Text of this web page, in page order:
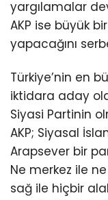
yargılamalar
AKP ise büyük
yapacağını
Türkiye’nin en
iktidara aday
Siyasi Partinin
AKP; Siyasal
Arapsever bir
Ne merkez ile
sağ ile hiçbir